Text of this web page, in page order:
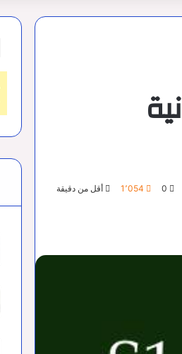
0 1٬054 أقل من دقيقة